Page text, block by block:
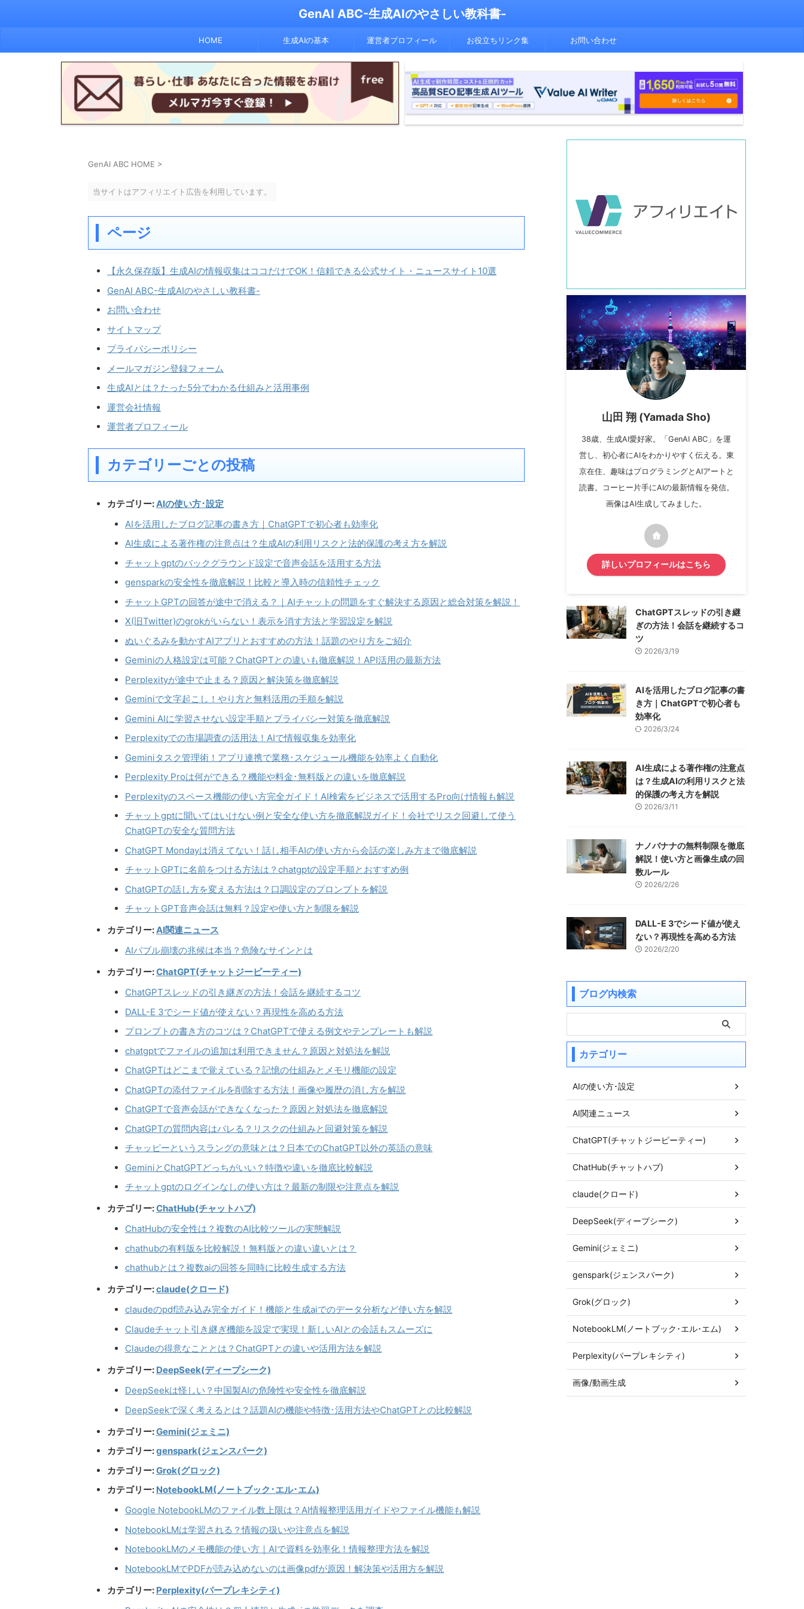
GenAI ABC-生成AIのやさしい教科書-
HOME 生成AIの基本 運営者プロフィール お役立ちリンク集 お問い合わせ
GenAI ABC HOME >
当サイトはアフィリエイト広告を利用しています。
ページ
【永久保存版】生成AIの情報収集はココだけでOK！信頼できる公式サイト・ニュースサイト10選
GenAI ABC-生成AIのやさしい教科書-
お問い合わせ
サイトマップ
プライバシーポリシー
メールマガジン登録フォーム
生成AIとは？たった5分でわかる仕組みと活用事例
運営会社情報
運営者プロフィール
カテゴリーごとの投稿
カテゴリー:AIの使い方･設定
AIを活用したブログ記事の書き方｜ChatGPTで初心者も効率化
AI生成による著作権の注意点は？生成AIの利用リスクと法的保護の考え方を解説
チャットgptのバックグラウンド設定で音声会話を活用する方法
gensparkの安全性を徹底解説！比較と導入時の信頼性チェック
チャットGPTの回答が途中で消える？｜AIチャットの問題をすぐ解決する原因と総合対策を解説！
X(旧Twitter)のgrokがいらない！表示を消す方法と学習設定を解説
ぬいぐるみを動かすAIアプリとおすすめの方法！話題のやり方をご紹介
Geminiの人格設定は可能？ChatGPTとの違いも徹底解説！API活用の最新方法
Perplexityが途中で止まる？原因と解決策を徹底解説
Geminiで文字起こし！やり方と無料活用の手順を解説
Gemini AIに学習させない設定手順とプライバシー対策を徹底解説
Perplexityでの市場調査の活用法！AIで情報収集を効率化
Geminiタスク管理術！アプリ連携で業務･スケジュール機能を効率よく自動化
Perplexity Proは何ができる？機能や料金･無料版との違いを徹底解説
Perplexityのスペース機能の使い方完全ガイド！AI検索をビジネスで活用するPro向け情報も解説
チャットgptに聞いてはいけない例と安全な使い方を徹底解説ガイド！会社でリスク回避して使う
ChatGPTの安全な質問方法
ChatGPT Mondayは消えてない！話し相手AIの使い方から会話の楽しみ方まで徹底解説
チャットGPTに名前をつける方法は？chatgptの設定手順とおすすめ例
ChatGPTの話し方を変える方法は？口調設定のプロンプトを解説
チャットGPT音声会話は無料？設定や使い方と制限を解説
カテゴリー:AI関連ニュース
AIバブル崩壊の兆候は本当？危険なサインとは
カテゴリー:ChatGPT(チャットジーピーティー)
ChatGPTスレッドの引き継ぎの方法！会話を継続するコツ
DALL-E 3でシード値が使えない？再現性を高める方法
プロンプトの書き方のコツは？ChatGPTで使える例文やテンプレートも解説
chatgptでファイルの追加は利用できません？原因と対処法を解説
ChatGPTはどこまで覚えている？記憶の仕組みとメモリ機能の設定
ChatGPTの添付ファイルを削除する方法！画像や履歴の消し方を解説
ChatGPTで音声会話ができなくなった？原因と対処法を徹底解説
ChatGPTの質問内容はバレる？リスクの仕組みと回避対策を解説
チャッピーというスラングの意味とは？日本でのChatGPT以外の英語の意味
GeminiとChatGPTどっちがいい？特徴や違いを徹底比較解説
チャットgptのログインなしの使い方は？最新の制限や注意点を解説
カテゴリー:ChatHub(チャットハブ)
ChatHubの安全性は？複数のAI比較ツールの実態解説
chathubの有料版を比較解説！無料版との違い違いとは？
chathubとは？複数aiの回答を同時に比較生成する方法
カテゴリー:claude(クロード)
claudeのpdf読み込み完全ガイド！機能と生成aiでのデータ分析など使い方を解説
Claudeチャット引き継ぎ機能を設定で実現！新しいAIとの会話もスムーズに
Claudeの得意なこととは？ChatGPTとの違いや活用方法を解説
カテゴリー: DeepSeek(ディープシーク)
DeepSeekは怪しい？中国製AIの危険性や安全性を徹底解説
DeepSeekで深く考えるとは？話題AIの機能や特徴･活用方法やChatGPTとの比較解説
カテゴリー:Gemini(ジェミニ)
カテゴリー:genspark(ジェンスパーク)
カテゴリー:Grok(グロック)
カテゴリー: NotebookLM(ノートブック･エル･エム)
Google NotebookLMのファイル数上限は？AI情報整理活用ガイドやファイル機能も解説
NotebookLMは学習される？情報の扱いや注意点を解説
NotebookLMのメモ機能の使い方｜AIで資料を効率化！情報整理方法を解説
NotebookLMでPDFが読み込めないのは画像pdfが原因！解決策や活用方を解説
カテゴリー: Perplexity(パープレキシティ)
山田 翔 (Yamada Sho)
38歳、生成AI愛好家。「GenAI ABC」を運
営し、初心者にAIをわかりやすく伝える。東
京在住、趣味はプログラミングとAIアートと
読書。コーヒー片手にAIの最新情報を発信。
画像はAI生成してみました。
詳しいプロフィールはこちら
ChatGPTスレッドの引き継
ぎの方法！会話を継続するコ
ツ
2026/3/19
AIを活用したブログ記事の書
き方｜ChatGPTで初心者も
効率化
2026/3/24
AI生成による著作権の注意点
は？生成AIの利用リスクと法
的保護の考え方を解説
2026/3/11
ナノバナナの無料制限を徹底
解説！使い方と画像生成の回
数ルール
2026/2/26
DALL-E 3でシード値が使え
ない？再現性を高める方法
2026/2/20
ブログ内検索
カテゴリー
AIの使い方･設定
AI関連ニュース
ChatGPT(チャットジーピーティー)
ChatHub(チャットハブ)
claude(クロード)
DeepSeek(ディープシーク)
Gemini(ジェミニ)
genspark(ジェンスパーク)
Grok(グロック)
NotebookLM(ノートブック･エル･エム)
Perplexity(パープレキシティ)
画像/動画生成